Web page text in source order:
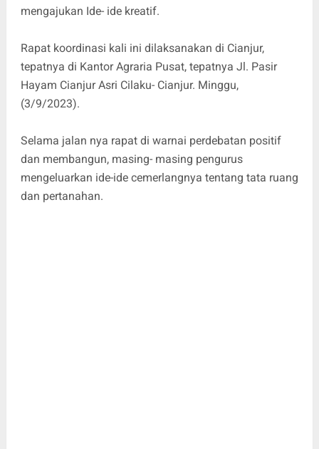
mengajukan Ide- ide kreatif.
Rapat koordinasi kali ini dilaksanakan di Cianjur,
tepatnya di Kantor Agraria Pusat, tepatnya Jl. Pasir
Hayam Cianjur Asri Cilaku- Cianjur. Minggu,
(3/9/2023).
Selama jalan nya rapat di warnai perdebatan positif
dan membangun, masing- masing pengurus
mengeluarkan ide-ide cemerlangnya tentang tata ruang
dan pertanahan.